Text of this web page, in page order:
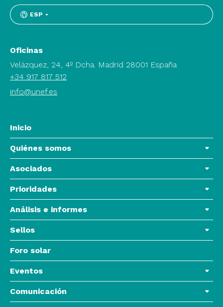
ESP
Oficinas
Velázquez, 24, 4º Dcha. Madrid 28001 España
+34 917 817 512
info@unef.es
Inicio
Quiénes somos
Asociados
Prioridades
Análisis e informes
Sellos
Foro solar
Eventos
Comunicación